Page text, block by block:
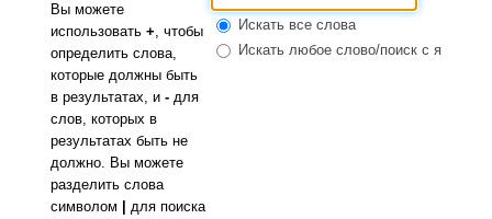
Вы можете
использовать+, чтобы
определить слова,
которые должны быть
в результатах, и- для
слов, которых в
результатах быть не
должно. Вы можете
разделить слова
символом
для поиска
Искать все слова
Искать любое слово/поиск с языком